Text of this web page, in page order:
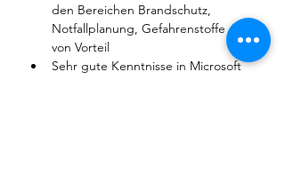
den Bereichen Brandschutz,
Notfallplanung, Gefahrenstoffe etc.
von Vorteil
Sehr gute Kenntnisse in Microsoft